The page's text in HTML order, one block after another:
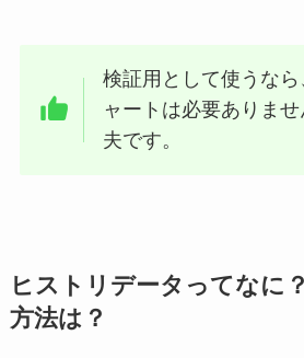
検証用として使うな
ャートは必要ありま
夫です。
ヒストリデータってなに
方法は？